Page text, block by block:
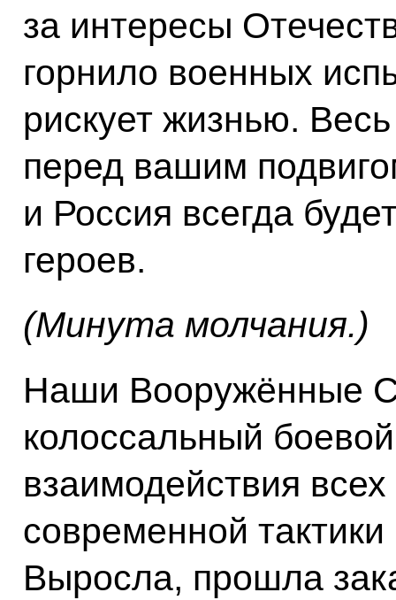
за интересы
горнило военных
рискует жизнью.
перед вашим
и Россия всегда
героев.
(Минута молчания.)
Наши Вооружённые
колоссальный
взаимодействия
современной тактики
Выросла, прошла